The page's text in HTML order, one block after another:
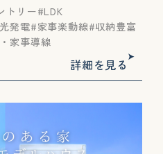
トリー LDK
発電 家事楽動線 収納豊富
家事導線
詳細を見る